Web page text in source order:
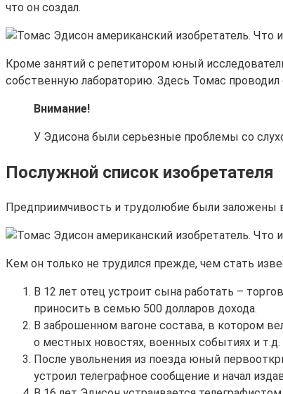
что он создал.
Кроме занятий с репетитором юный
собственную лабораторию. Здесь Томас
Внимание!
У Эдисона были серьезные проблемы со
Послужной список изобретателя
Предприимчивость и трудолюбие были заложены
Кем он только не трудился прежде, чем стать
В 12 лет отец устроит сына работать –
приносить в семью 500 долларов дохода.
В заброшенном вагоне состава, в котором
о местных новостях, военных событиях и
После увольнения из поезда юный
устроил телеграфное сообщение и начал